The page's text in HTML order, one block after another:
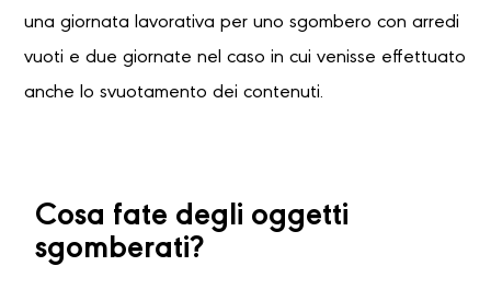
una giornata lavorativa per uno sgombero con arredi
vuoti e due giornate nel caso in cui venisse effettuato
anche lo svuotamento dei contenuti.
Cosa fate degli oggetti
sgomberati?